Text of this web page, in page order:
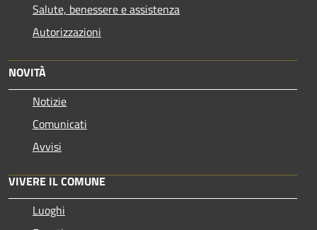
Salute, benessere e assistenza
Autorizzazioni
NOVITÀ
Notizie
Comunicati
Avvisi
VIVERE IL COMUNE
Luoghi